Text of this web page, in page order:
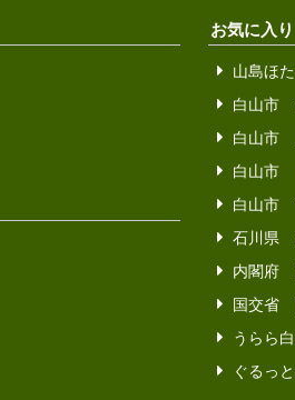
お気に入り
山島ほ
白山市
白山市
白山市
白山市
石川県
内閣府
国交省
うらら
ぐるっ